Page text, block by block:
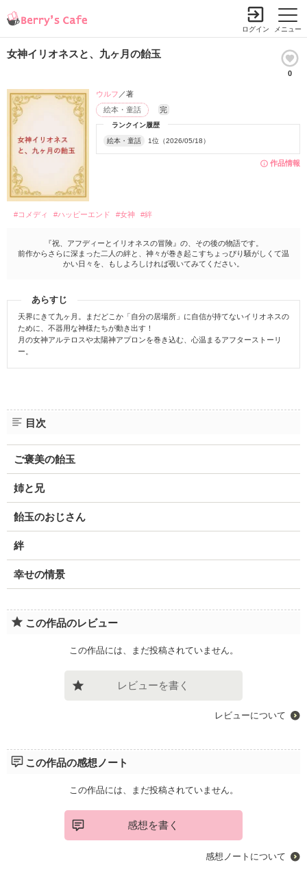
メニュー
ログイン
女神イリオネスと、九ヶ月の飴玉
0
作品情報
ランクイン履歴
絵本・童話 1位（2026/05/18）
絵本・童話 完
ウルフ ／著
#コメディ #ハッピーエンド #女神 #絆
『祝、アフディーとイリオネスの冒険』の、その後の物語です。
前作からさらに深まった二人の絆と、神々が巻き起こすちょっぴり騒がしくて温
かい日々を、もしよろしければ覗いてみてください。
あらすじ
天界にきて九ヶ月。まだどこか「自分の居場所」に自信が持てないイリオネスの
ために、不器用な神様たちが動き出す！
月の女神アルテロスや太陽神アプロンを巻き込む、心温まるアフターストーリ
ー。
目次
ご褒美の飴玉
姉と兄
飴玉のおじさん
絆
幸せの情景
この作品のレビュー
この作品には、まだ投稿されていません。
レビューを書く
レビューについて
この作品の感想ノート
この作品には、まだ投稿されていません。
感想を書く
感想ノートについて